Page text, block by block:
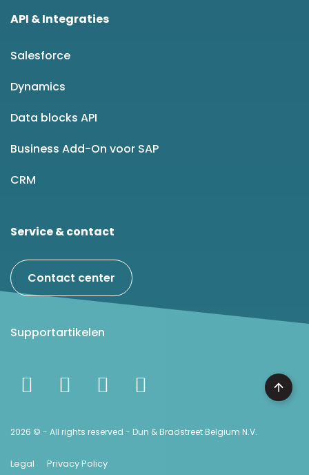
API & Integraties
Salesforce
Dynamics
Data blocks API
Business Add-On voor SAP
CRM
Service & contact
Contact center
Supportartikelen
2026 © - All rights reserved - Dun & Bradstreet Belgium N.V.
Legal Privacy Policy